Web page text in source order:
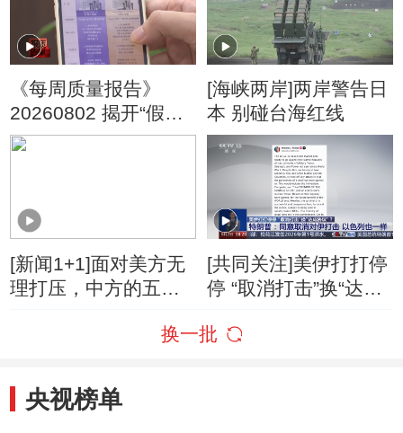
机
《每周质量报告》
20260802 揭开“假洋
牌”的真面目
[海峡两岸]两岸警告日
本 别碰台海红线
[新闻1+1]面对美方无
理打压，中方的五项
[共同关注]美伊打打停
停 “取消打击”换“达成
取消对伊打击 以色列
换一批
央视榜单